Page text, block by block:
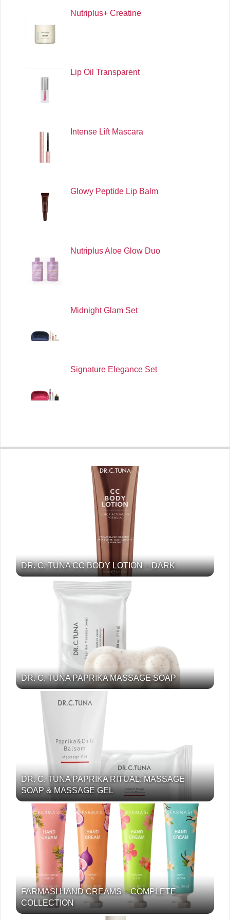
Nutriplus+ Creatine
Lip Oil Transparent
Intense Lift Mascara
Glowy Peptide Lip Balm
Nutriplus Aloe Glow Duo
Midnight Glam Set
Signature Elegance Set
DR. C. TUNA CC BODY LOTION – DARK
DR. C. TUNA PAPRIKA MASSAGE SOAP
DR. C. TUNA PAPRIKA RITUAL: MASSAGE
SOAP & MASSAGE GEL
FARMASI HAND CREAMS – COMPLETE
COLLECTION